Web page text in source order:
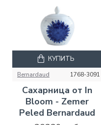
Bernardaud 1768-3091
Сахарница от In
Bloom - Zemer
Peled Bernardaud
КУПИТЬ